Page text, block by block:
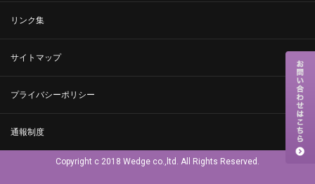
リンク集
サイトマップ
プライバシーポリシー
通報制度
Copyright c 2018 Wedge co.,ltd. All Rights Reserved.